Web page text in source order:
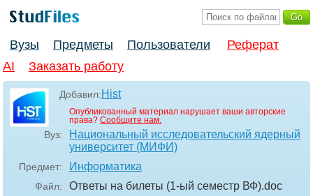
Вузы Предметы Пользователи
Реферат
AI
Заказать работу
Добавил:Hist
Опубликованный материал нарушает ваши авторские
права? Сообщите нам.
Вуз:
Национальный исследовательский ядерный
университет (МИФИ)
Предмет: Информатика
Файл: Ответы на билеты (1-ый семестр ВФ).doc